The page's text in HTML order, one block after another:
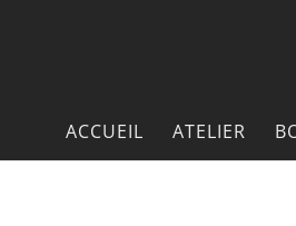
ACCUEIL ATELIER